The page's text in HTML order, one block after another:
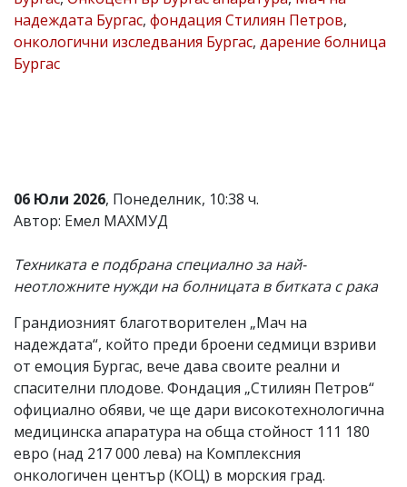
Коментарите
под
статиите
се
отговорност
за
откриете
обиден
вас
коментар,
моля
сигнализирайте
надеждата Бургас, фондация Стилиян Петров,
онкологични изследвания Бургас, дарение болница
Бургас
06 Юли 2026, Понеделник, 10:38 ч.
Автор: Емел МАХМУД
Техниката е подбрана специално за най-
неотложните нужди на болницата в битката с рака
Грандиозният благотворителен „Мач на
надеждата“, който преди броени седмици взриви
от емоция Бургас, вече дава своите реални и
спасителни плодове. Фондация „Стилиян Петров“
официално обяви, че ще дари високотехнологична
медицинска апаратура на обща стойност 111 180
евро (над 217 000 лева) на Комплексния
онкологичен център (КОЦ) в морския град.